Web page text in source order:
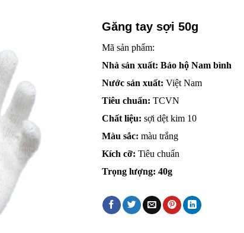
Găng tay sợi 50g
Mã sản phẩm:
Nhà sản xuất: Bảo hộ Nam bình
Nước sản xuất: Việt Nam
Tiêu chuẩn: TCVN
Chất liệu: sợi dệt kim 10
Màu sắc: màu trắng
Kích cỡ: Tiêu chuẩn
Trọng lượng: 40g